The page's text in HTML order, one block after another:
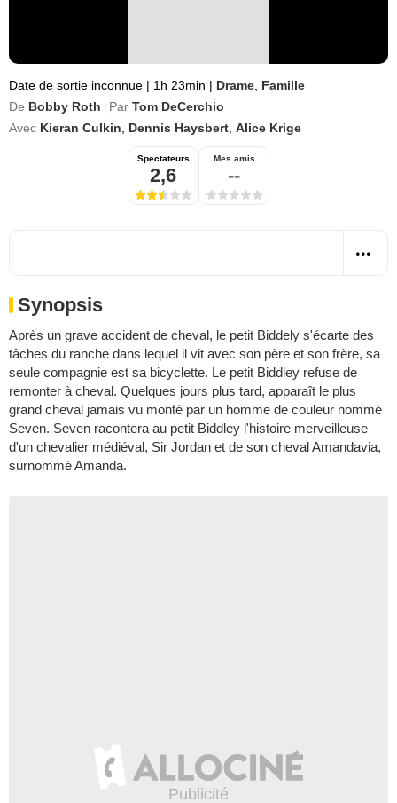
Date de sortie inconnue | 1h 23min | Drame Famille
De Bobby Roth Par Tom DeCerchio
Avec Kieran Culkin Dennis Haysbert Alice Krige
Spectateurs
2,6
Mes amis
--
Synopsis
Après un grave accident de cheval, le petit Biddely s'écarte des
tâches du ranche dans lequel il vit avec son père et son frère, sa
seule compagnie est sa bicyclette. Le petit Biddley refuse de
remonter à cheval. Quelques jours plus tard, apparaît le plus
grand cheval jamais vu monté par un homme de couleur nommé
Seven. Seven racontera au petit Biddley l'histoire merveilleuse
d'un chevalier médiéval, Sir Jordan et de son cheval Amandavia,
surnommé Amanda.